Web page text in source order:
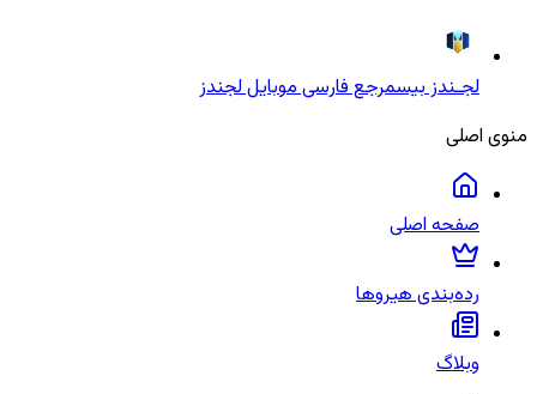
لجـندز بیسمرجع فارسی موبایل لجندز
منوی اصلی
صفحه اصلی
رده‌بندی هیروها
وبلاگ